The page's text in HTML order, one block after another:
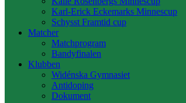
Karl-Erick Eckemarks Minnescup
Schysst Framtid cup
Matcher
Matchprogram
Bandyfinalen
Klubben
Widénska Gymnasiet
Antidoping
Dokument